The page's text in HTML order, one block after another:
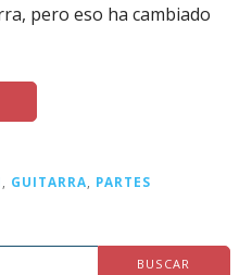
pero eso ha cambiado
GUITARRA PARTES